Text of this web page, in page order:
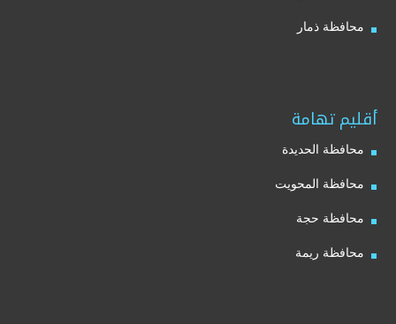
محافظة ذمار
أقليم تهامة
محافظة الحديدة
محافظة المحويت
محافظة حجة
محافظة ريمة